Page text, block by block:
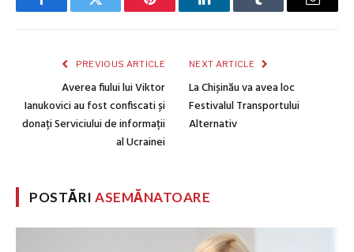
FacebookTwitter Pinterest LinkedInTumblr Email
PREVIOUS ARTICLE
Averea fiului lui Viktor
Ianukovici au fost confiscati și
donați Serviciului de informații
al Ucrainei
NEXT ARTICLE
La Chișinău va avea loc
Festivalul Transportului
Alternativ
POSTĂRIASEMĂNATOARE